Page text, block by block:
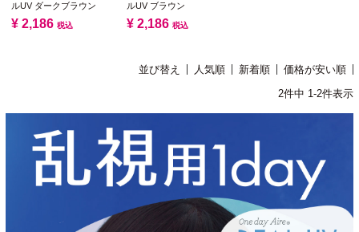
ルUV ダークブラウン
¥ 2,186 税込
ルUV ブラウン
¥ 2,186 税込
並び替え 人気順 新着順
価格が安い順
2件中 1-2件表示